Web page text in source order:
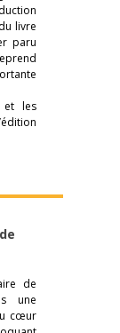
livre
paru
et les
de
une
cœur